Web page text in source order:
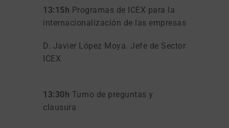
13:15h Programas de ICEX para la
internacionalización de las empresas
D. Javier López Moya. Jefe de Sector
ICEX
13:30h Turno de preguntas y
clausura